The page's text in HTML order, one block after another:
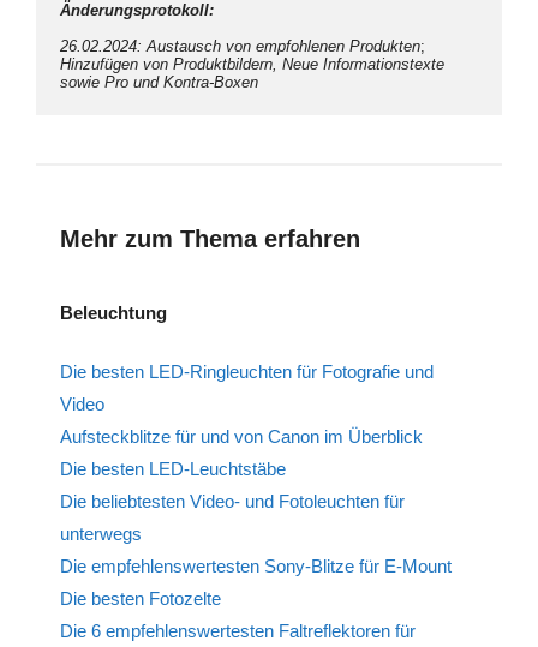
Änderungsprotokoll:
26.02.2024: Austausch von empfohlenen Produkten
Hinzufügen von Produktbildern, Neue Informationstexte
sowie Pro und Kontra-Boxen
Mehr zum Thema erfahren
Beleuchtung
Die besten LED-Ringleuchten für Fotografie und
Video
Aufsteckblitze für und von Canon im Überblick
Die besten LED-Leuchtstäbe
Die beliebtesten Video- und Fotoleuchten für
unterwegs
Die empfehlenswertesten Sony-Blitze für E-Mount
Die besten Fotozelte
Die 6 empfehlenswertesten Faltreflektoren für